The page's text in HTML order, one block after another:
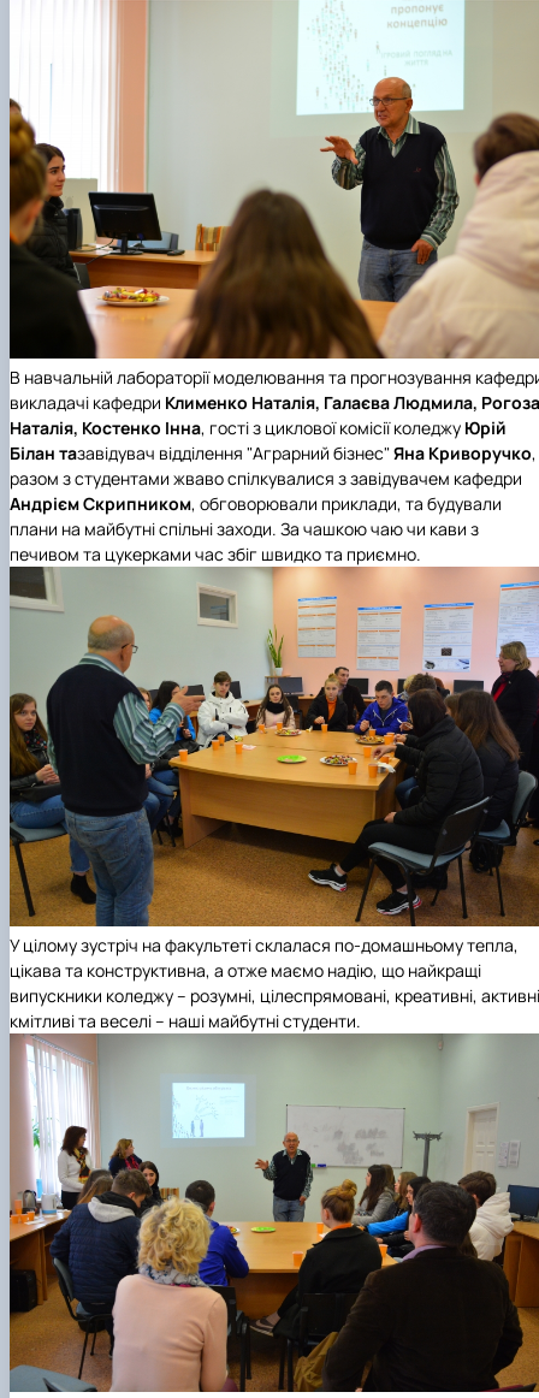
В навчальній лабораторії моделювання та прогнозування
викладачі кафедри Клименко Наталія, Галаєва Людмила, Рогоза
Наталія, Костенко Інна, гості з циклової комісії коледжу Юрій
Білан тазавідувач відділення "Аграрний бізнес"Яна Криворучко,
разом з студентами жваво спілкувалися з завідувачем кафедри
Андрієм Скрипником, обговорювали приклади, та будували
плани на майбутні спільні заходи. За чашкою чаю чи кави з
печивом та цукерками час збіг швидко та приємно.
У цілому зустріч на факультеті склалася по-домашньому тепла,
цікава та конструктивна, а отже маємо надію, що найкращі
випускники коледжу – розумні, цілеспрямовані, креативні,
кмітливі та веселі – наші майбутні студенти.